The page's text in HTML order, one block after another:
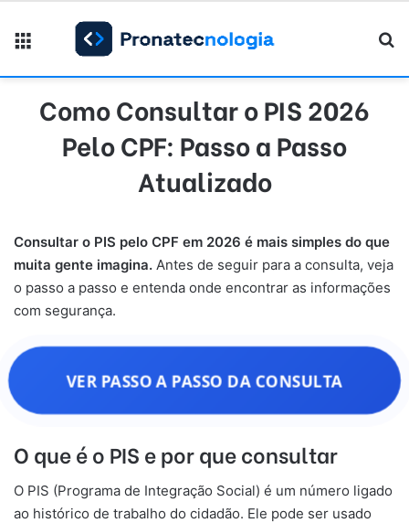
Como Consultar o PIS 2026
Pelo CPF: Passo a Passo
Atualizado
Consultar o PIS pelo CPF em 2026 é mais simples do que
muita gente imagina. Antes de seguir para a consulta, veja
o passo a passo e entenda onde encontrar as informações
com segurança.
VER PASSO A PASSO DA CONSULTA
O que é o PIS e por que consultar
O PIS (Programa de Integração Social) é um número ligado
ao histórico de trabalho do cidadão. Ele pode ser usado